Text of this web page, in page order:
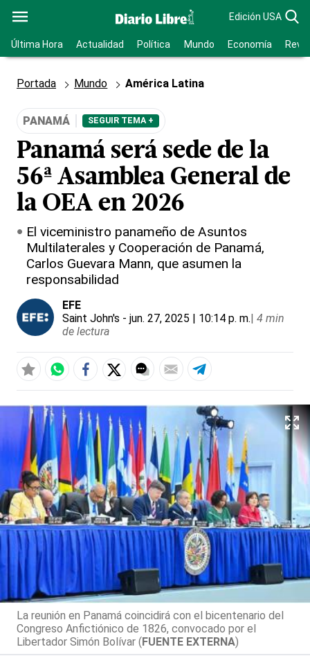
Edición USA
Última Hora Actualidad Política Mundo Economía
Portada Mundo América Latina
PANAMÁ SEGUIR TEMA +
Panamá será sede de la
56ª Asamblea General de
la OEA en 2026
El viceministro panameño de Asuntos
Multilaterales y Cooperación de Panamá,
Carlos Guevara Mann, que asumen la
responsabilidad
EFE
Saint John's - jun. 27, 2025 | 10:14 p. m.| 4 min
de lectura
La reunión en Panamá coincidirá con el bicentenario del
Congreso Anfictiónico de 1826, convocado por el
Libertador Simón Bolívar (FUENTE EXTERNA)